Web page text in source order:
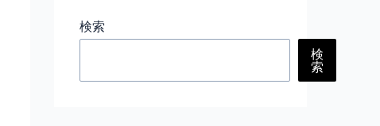
検索
検
索